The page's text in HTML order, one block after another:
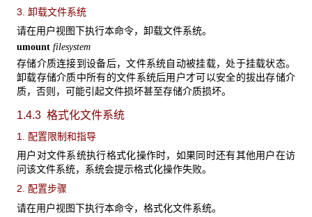
3. 卸载文件系统
请在用户视图下执行本命令，卸载文件系统。
umount filesystem
存储介质连接到设备后，文件系统自动被挂载，处于挂载状态。
卸载存储介质中所有的文件系统后用户才可以安全的拔出存储介
质，否则，可能引起文件损坏甚至存储介质损坏。
1.4.3 格式化文件系统
1. 配置限制和指导
用户对文件系统执行格式化操作时，如果同时还有其他用户在访
问该文件系统，系统会提示格式化操作失败。
2. 配置步骤
请在用户视图下执行本命令，格式化文件系统。